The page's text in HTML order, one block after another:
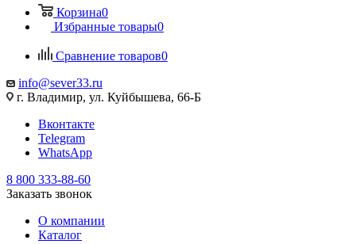
Корзина0
Избранные товары0
Сравнение товаров0
info@sever33.ru
г. Владимир, ул. Куйбышева, 66-Б
Вконтакте
Telegram
WhatsApp
8 800 333-88-60
Заказать звонок
О компании
Каталог